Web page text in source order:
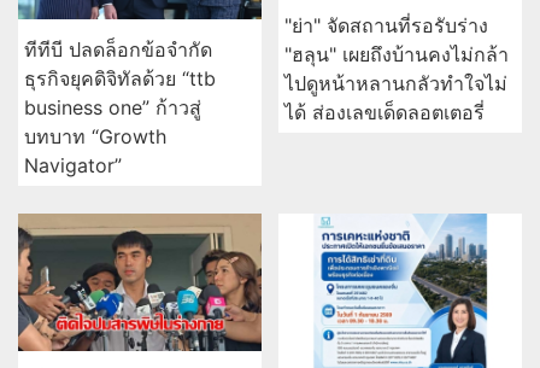
ทีทีบี ปลดล็อกข้อจำกัด
ธุรกิจยุคดิจิทัลด้วย “ttb
business one” ก้าวสู่
บทบาท “Growth
Navigator”
"ย่า" จัดสถานที่รอรับร่าง
"ฮลุน" เผยถึงบ้านคงไม่กล้า
ไปดูหน้าหลานกลัวทำใจไม่
ได้ ส่องเลขเด็ดลอตเตอรี่